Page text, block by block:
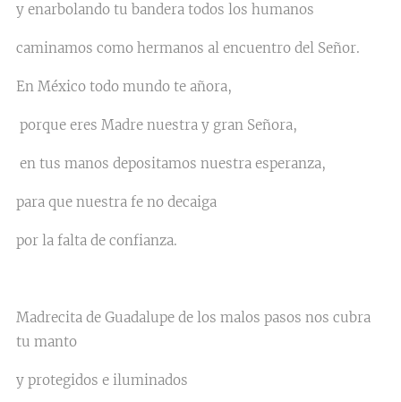
y enarbolando tu bandera todos los humanos
caminamos como hermanos al encuentro del Señor.
En México todo mundo te añora,
porque eres Madre nuestra y gran Señora,
en tus manos depositamos nuestra esperanza,
para que nuestra fe no decaiga
por la falta de confianza.
Madrecita de Guadalupe de los malos pasos nos cubra
tu manto
y protegidos e iluminados